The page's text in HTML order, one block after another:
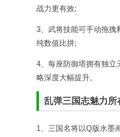
战力更有效;
3、武将技能可手动拖拽
纯数值比拼;
4、每座防御塔拥有独立
略深度大幅提升。
乱弹三国志魅力所
1、三国名将以Q版水墨